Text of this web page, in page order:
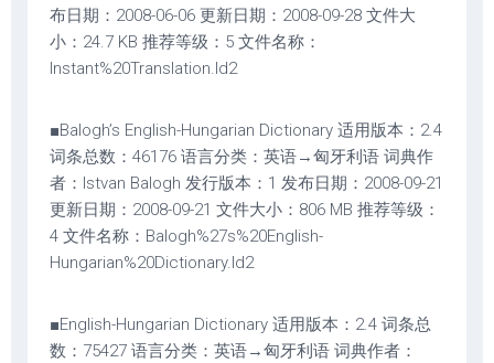
布日期：2008-06-06 更新日期：2008-09-28 文件大
小：24.7 KB 推荐等级：5 文件名称：
Instant%20Translation.ld2
■Balogh’s English-Hungarian Dictionary 适用版本：2.4
词条总数：46176 语言分类：英语→匈牙利语 词典作
者：Istvan Balogh 发行版本：1 发布日期：2008-09-21
更新日期：2008-09-21 文件大小：806 MB 推荐等级：
4 文件名称：Balogh%27s%20English-
Hungarian%20Dictionary.ld2
■English-Hungarian Dictionary 适用版本：2.4 词条总
数：75427 语言分类：英语→匈牙利语 词典作者：